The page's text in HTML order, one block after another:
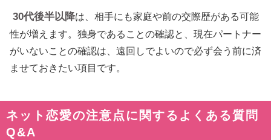
30代後半以降は、相手にも家庭や前の交際歴がある可能
性が増えます。独身であることの確認と、現在パートナー
がいないことの確認は、遠回しでよいので必ず会う前に済
ませておきたい項目です。
ネット恋愛の注意点に関するよくある質問
Q&A